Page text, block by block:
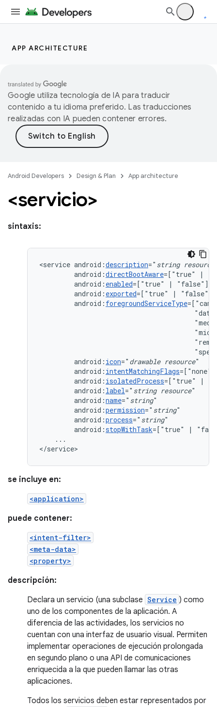
APP ARCHITECTURE
Google utiliza tecnología de IA para traducir
contenido a tu idioma preferido. Las traducciones
realizadas con IA pueden contener errores.
Android Developers Design & Plan App architecture
<servicio>
sintaxis:
<service android:description=" string resource
android:directBootAware=["true"
|
android: enabled=["true" |
android: exported=["true" |
android: foregroundServiceType
android: icon=" drawable resource
android: intentMatchingFlags=["none"
android: isolatedProcess=["true"
|
android: label=" string resource
android:name=" string
android:permission=" string
android:process=" string
android:stopWithTask=["true"
|
...
</service>
se incluye en:
<application>
puede contener:
<intent-filter>
<meta-data>
<property>
descripción:
Declara un servicio (una subclase Service ) como
uno de los componentes de la aplicación. A
diferencia de las actividades, los servicios no
cuentan con una interfaz de usuario visual. Permiten
implementar operaciones de ejecución prolongada
en segundo plano o una API de comunicaciones
enriquecida a la que pueden llamar las otras
aplicaciones.
Todos los servicios deben estar representados por